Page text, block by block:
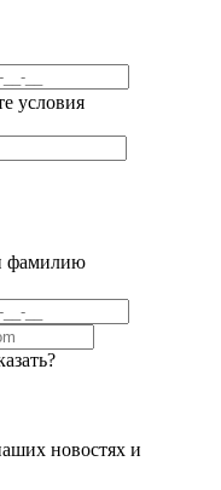
условия
фамилию
новостях и